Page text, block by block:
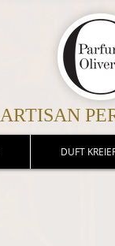
ARTISAN
DUFT